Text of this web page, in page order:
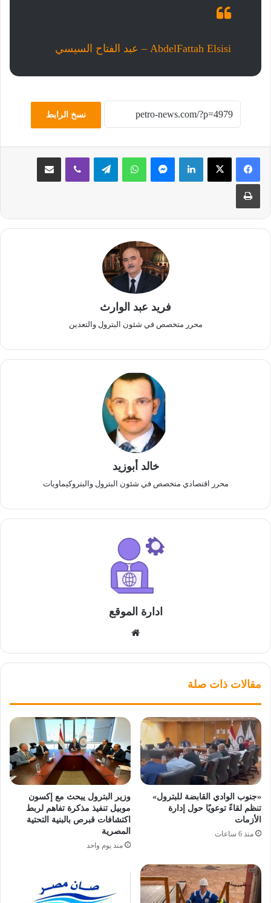
‎AbdelFattah Elsisi – عبد الفتاح السيسي‎
نسخ الرابط
لينكدإن ماسنجر واتساب تيلقرام ڤايبر مشاركة عبر البريد
طباعة
فريد عبد الوارث
محرر متخصص في شئون البترول والتعدين
خالد أبوزيد
محرر اقتصادي متخصص في شئون البترول والبتروكيماويات
ادارة الموقع
مقالات ذات صلة
«جنوب الوادي القابضة للبترول»
تنظم لقاءً توعويًا حول إدارة
الأزمات
منذ 6 ساعات
وزير البترول يبحث مع إكسون
موبيل تنفيذ مذكرة تفاهم لربط
اكتشافات قبرص بالبنية التحتية
المصرية
منذ يوم واحد